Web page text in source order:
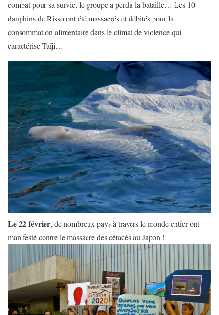
combat pour sa survie, le groupe a perdu la bataille… Les 10
dauphins de Risso ont été massacrés et débités pour la
consommation alimentaire dans le climat de violence qui
caractérise Taïji…
Le 22 février, de nombreux pays à travers le monde entier ont
manifesté contre le massacre des cétacés au Japon !